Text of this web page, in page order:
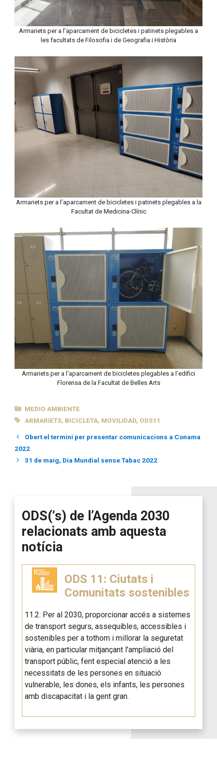
Armariets per a l’aparcament de bicicletes i patinets plegables a
les facultats de Filosofia i de Geografia i Història
Armariets per a l’aparcament de bicicletes i patinets plegables a la
Facultat de Medicina-Clínic
Armariets per a l’aparcament de bicicletes plegables a l’edifici
Florensa de la Facultat de Belles Arts
CATEGORÍAS
MEDIO AMBIENTE
ETIQUETAS
ARMARIETS, BICICLETA, MOVILIDAD, ODS11
Obert el termini per presentar comunicacions a Conama
2022
31 de maig, Dia Mundial sense Tabac 2022
ODS(‘s) de l’Agenda 2030
relacionats amb aquesta
notícia
ODS 11: Ciutats i
Comunitats sostenibles
11.2: Per al 2030, proporcionar accés a sistemes
de transport segurs, assequibles, accessibles i
sostenibles per a tothom i millorar la seguretat
viària, en particular mitjançant l'ampliació del
transport públic, fent especial atenció a les
necessitats de les persones en situació
vulnerable, les dones, els infants, les persones
amb discapacitat i la gent gran.